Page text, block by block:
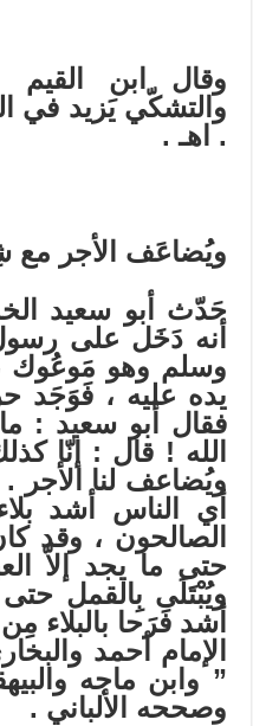
وقال ابن
والتشكّي يَزيد في
. اهـ .
ويُضاعَف الأجر مع
حَدّث أبو سعيد
أنه دَخَل على
وسلم وهو مَوعُوك
يده عليه ، فَوَجَد
فقال أبو سعيد :
الله ! قال : إنّا
ويُضاعف لنا الأجر
أي الناس أشد
الصالحون ، وقد
حتى ما يجد إلاّ
ويُبْتَلَى بِالقمل
أشد فَرَحا بالبلاء
الإمام أحمد
” وابن ماجه
وصححه الألباني .